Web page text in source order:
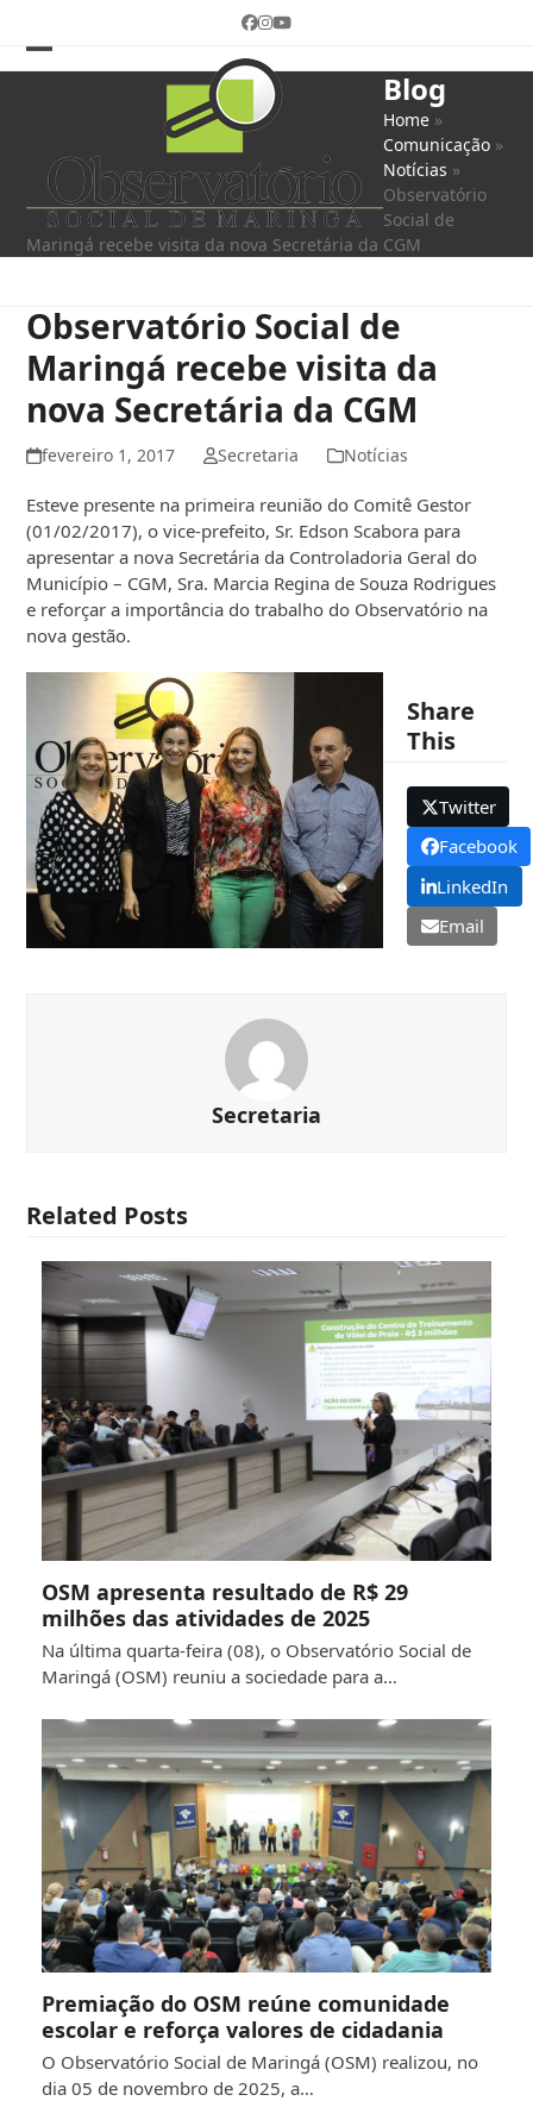
Facebook
Instagram
YouTube
Open
menu
Close
menu
Blog
Home »
Comunicação »
Notícias »
Observatório
Social de
Maringá recebe visita da nova Secretária da CGM
Observatório Social de
Maringá recebe visita da
nova Secretária da CGM
fevereiro 1, 2017 Secretaria Notícias
Esteve presente na primeira reunião do Comitê Gestor
(01/02/2017), o vice-prefeito, Sr. Edson Scabora para
apresentar a nova Secretária da Controladoria Geral do
Município – CGM, Sra. Marcia Regina de Souza Rodrigues
e reforçar a importância do trabalho do Observatório na
nova gestão.
Share
This
Twitter
Facebook
LinkedIn
Email
Secretaria
Related Posts
OSM apresenta resultado de R$ 29
milhões das atividades de 2025
Na última quarta-feira (08), o Observatório Social de
Maringá (OSM) reuniu a sociedade para a…
Premiação do OSM reúne comunidade
escolar e reforça valores de cidadania
O Observatório Social de Maringá (OSM) realizou, no
dia 05 de novembro de 2025, a…